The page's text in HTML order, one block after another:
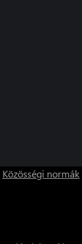
Közösségi normák